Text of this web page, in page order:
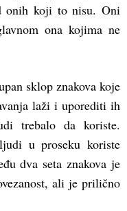
onih koji to nisu. Oni
ona kojima ne
sklop znakova koje
laži i uporediti ih
trebalo da koriste.
u proseku koriste
dva seta znakova je
ali je prilično